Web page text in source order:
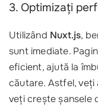
3. Optimizați
Utilizând Nuxt.js,
sunt imediate.
eficient, ajută la
căutare. Astfel, veți
veți crește șansele